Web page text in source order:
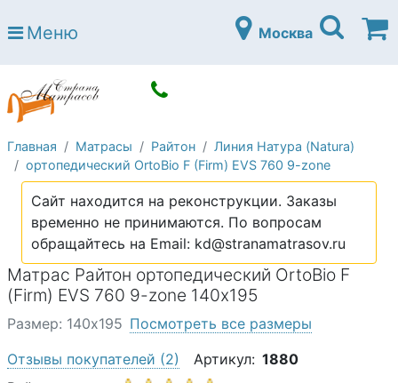
Страна матрасов
Open submenu (Матрасы)
Open submenu (Кровати)
Кровати
Open submenu (Аксессуары)
Open submenu (Диваны)
Диваны
Open submenu (Постельное белье)
Постельное белье
Open submenu (Мебель)
Мебель
Open submenu (Основания)
Основания
Open submenu (Детские матрасы)
Детские матрасы
Open submenu (Детские кровати)
Детские кровати
Open submenu (Шкафы)
Шкафы
Меню Москва
Главная Матрасы Райтон
Линия Натура (Natura)
ортопедический OrtoBio F (Firm) EVS 760 9-zone
Сайт находится на реконструкции. Заказы
временно не принимаются. По вопросам
обращайтесь на Email: kd@stranamatrasov.ru
Матрас Райтон ортопедический OrtoBio F
(Firm) EVS 760 9-zone 140х195
Размер: 140х195 Посмотреть все размеры
Отзывы покупателей (2) Артикул: 1880